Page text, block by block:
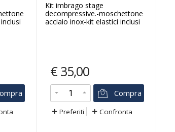
Kit imbrago stage
decompressive.-moschettone
acciaio inox-kit elastici inclusi
€ 35,00
Compra
Preferiti Confronta